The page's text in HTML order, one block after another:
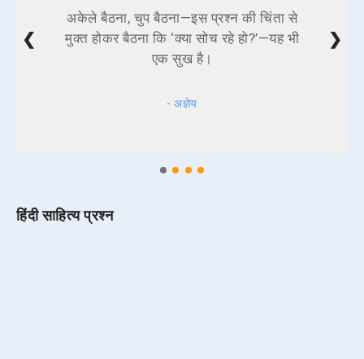
अकेले बैठना, चुप बैठना—इस प्रश्न की चिंता से
मुक्त होकर बैठना कि ‘क्या सोच रहे हो?’—यह भी
एक सुख है।
- अज्ञेय
❮ ❯
हिंदी साहित्य प्रश्न